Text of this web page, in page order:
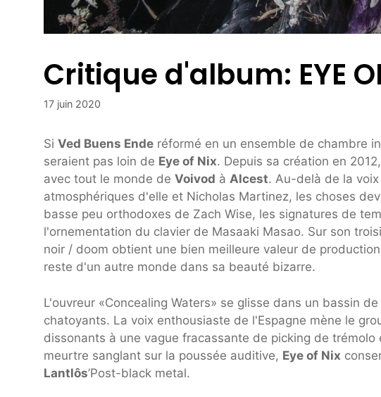
Critique d'album: EYE
17 juin 2020
Si Ved Buens Ende réformé en un ensemble de chambre
seraient pas loin de Eye of Nix. Depuis sa création en
avec tout le monde de Voivod à Alcest. Au-delà de la
atmosphériques d'elle et Nicholas Martinez, les choses
basse peu orthodoxes de Zach Wise, les signatures de
l'ornementation du clavier de Masaaki Masao. Sur son
noir / doom obtient une bien meilleure valeur de
reste d'un autre monde dans sa beauté bizarre.
L'ouvreur «Concealing Waters» se glisse dans un bassin
chatoyants. La voix enthousiaste de l'Espagne mène le
dissonants à une vague fracassante de picking de
meurtre sanglant sur la poussée auditive, Eye of Nix
Lantlôs’Post-black metal.